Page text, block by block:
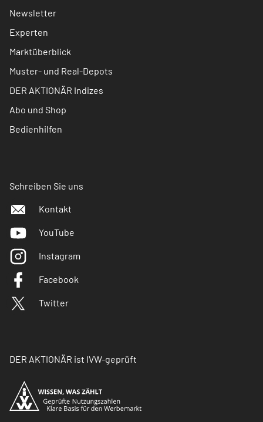
Newsletter
Experten
Marktüberblick
Muster- und Real-Depots
DER AKTIONÄR Indizes
Abo und Shop
Bedienhilfen
Schreiben Sie uns
Kontakt
YouTube
Instagram
Facebook
Twitter
DER AKTIONÄR ist IVW-geprüft